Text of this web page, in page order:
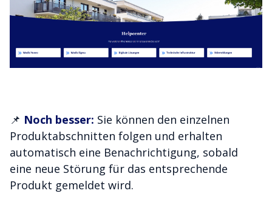
📌 Noch besser: Sie können den einzelnen
Produktabschnitten folgen und erhalten
automatisch eine Benachrichtigung, sobald
eine neue Störung für das entsprechende
Produkt gemeldet wird.